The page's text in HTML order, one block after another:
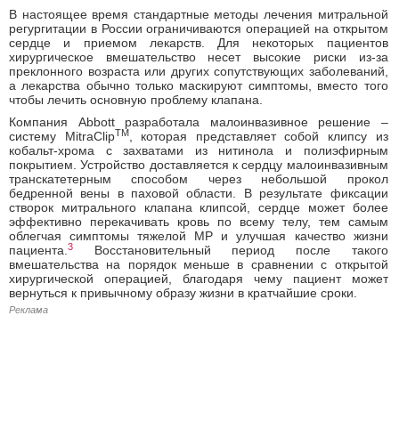
В настоящее время стандартные методы лечения митральной
регургитации в России ограничиваются операцией на открытом
сердце и приемом лекарств. Для некоторых пациентов
хирургическое вмешательство несет высокие риски из-за
преклонного возраста или других сопутствующих заболеваний,
а лекарства обычно только маскируют симптомы, вместо того
чтобы лечить основную проблему клапана.
Компания Abbott разработала малоинвазивное решение –
систему MitraClipTM, которая представляет собой клипсу из
кобальт-хрома c захватами из нитинола и полиэфирным
покрытием. Устройство доставляется к сердцу малоинвазивным
транскатетерным способом через небольшой прокол
бедренной вены в паховой области. В результате фиксации
створок митрального клапана клипсой, сердце может более
эффективно перекачивать кровь по всему телу, тем самым
облегчая симптомы тяжелой МР и улучшая качество жизни
пациента. 3
Восстановительный период после такого
вмешательства на порядок меньше в сравнении с открытой
хирургической операцией, благодаря чему пациент может
вернуться к привычному образу жизни в кратчайшие сроки.
Реклама